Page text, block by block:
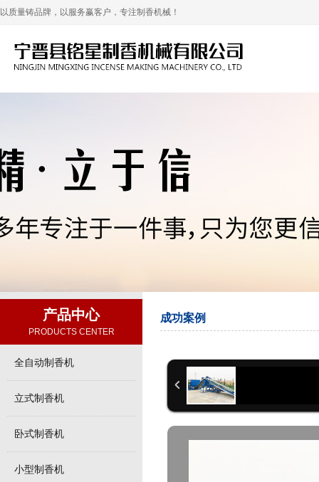
以质量铸品牌，以服务赢客户，专注制香机械！
产品中心
PRODUCTS CENTER
全自动制香机
立式制香机
卧式制香机
小型制香机
成功案例